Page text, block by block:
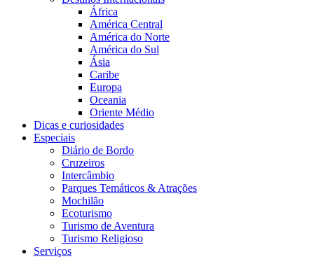
África
América Central
América do Norte
América do Sul
Ásia
Caribe
Europa
Oceania
Oriente Médio
Dicas e curiosidades
Especiais
Diário de Bordo
Cruzeiros
Intercâmbio
Parques Temáticos & Atrações
Mochilão
Ecoturismo
Turismo de Aventura
Turismo Religioso
Serviços